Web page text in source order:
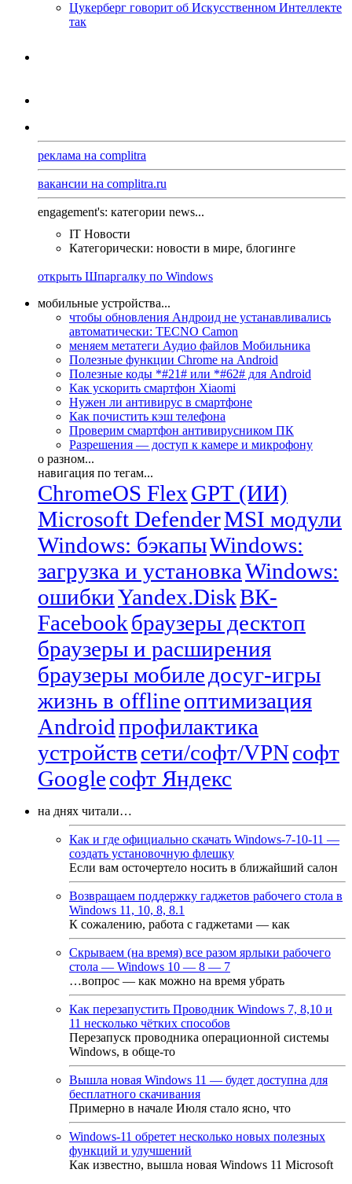
Цукерберг говорит об Искусственном Интеллекте
так
реклама на complitra
вакансии на complitra.ru
engagement's: категории news...
IT Новости
Категорически: новости в мире, блогинге
открыть Шпаргалку по Windows
мобильные устройства...
чтобы обновления Андроид не устанавливались
автоматически: TECNO Camon
меняем метатеги Аудио файлов Мобильника
Полезные функции Chrome на Android
Полезные коды *#21# или *#62# для Android
Как ускорить смартфон Xiaomi
Нужен ли антивирус в смартфоне
Как почистить кэш телефона
Проверим смартфон антивирусником ПК
Разрешения — доступ к камере и микрофону
о разном...
навигация по тегам...
ChromeOS FlexGPT (ИИ)
Microsoft DefenderMSI модули
Windows: бэкапыWindows:
загрузка и установкаWindows:
ошибкиYandex.DiskВК-
Facebookбраузеры десктоп
браузеры и расширения
браузеры мобиле досуг-игры
жизнь в offlineоптимизация
Androidпрофилактика
устройствсети/софт/VPNсофт
Googleсофт Яндекс
на днях читали…
Как и где официально скачать Windows-7-10-11 —
создать установочную флешку
Если вам осточертело носить в ближайший салон
Возвращаем поддержку гаджетов рабочего стола в
Windows 11, 10, 8, 8.1
К сожалению, работа с гаджетами — как
Скрываем (на время) все разом ярлыки рабочего
стола — Windows 10 — 8 — 7
…вопрос — как можно на время убрать
Как перезапустить Проводник Windows 7, 8,10 и
11 несколько чётких способов
Перезапуск проводника операционной системы
Windows, в обще-то
Вышла новая Windows 11 — будет доступна для
бесплатного скачивания
Примерно в начале Июля стало ясно, что
Windows-11 обретет несколько новых полезных
функций и улучшений
Как известно, вышла новая Windows 11 Microsoft